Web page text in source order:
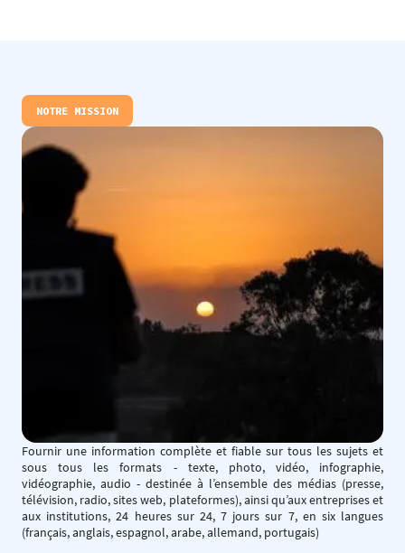
NOTRE MISSION
Fournir une information complète et fiable sur tous les sujets et
sous tous les formats - texte, photo, vidéo, infographie,
vidéographie, audio - destinée à l’ensemble des médias (presse,
télévision, radio, sites web, plateformes), ainsi qu’aux entreprises et
aux institutions, 24 heures sur 24, 7 jours sur 7, en six langues
(français, anglais, espagnol, arabe, allemand, portugais)